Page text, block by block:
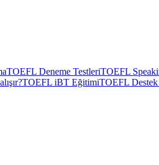
TOEFL Deneme TestleriTOEFL
TOEFL iBT EğitimiTOEFL